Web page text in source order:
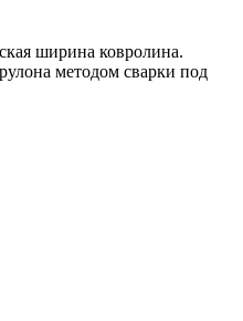
ширина ковролина.
методом сварки под